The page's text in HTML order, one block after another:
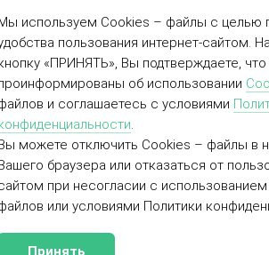
используем Cookies – файлы с целью
пользования интернет-сайтом.
«ПРИНЯТЬ», Вы подтверждаете,
об использовании
и соглашаетесь с условиями
.
можете отключить Cookies – файлы в
браузера или отказаться от
при несогласии с
или условиями Политики
Принять